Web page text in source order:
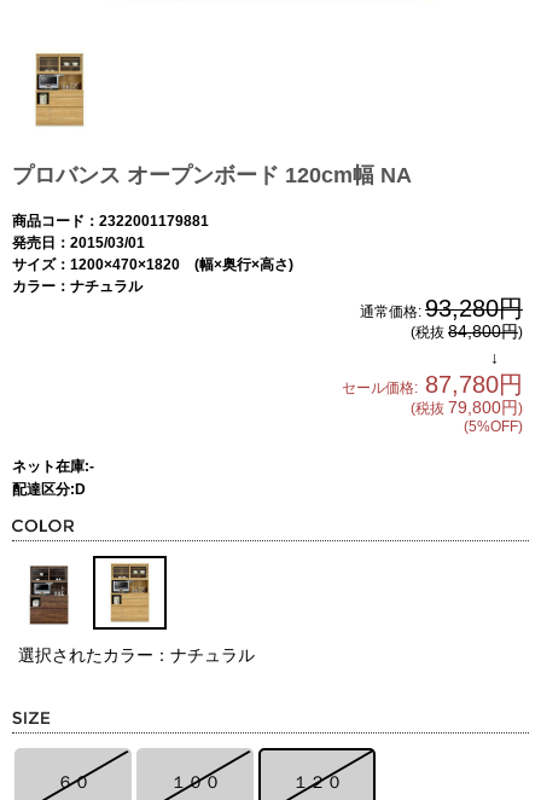
プロバンス オープンボード 120cm幅 NA
商品コード：2322001179881
発売日：2015/03/01
サイズ：1200×470×1820 (幅×奥行×高さ)
カラー：ナチュラル
通常価格: 93,280円
(税抜 84,800円)
↓
セール価格: 87,780円
(税抜 79,800円)
(5%OFF)
ネット在庫:-
配達区分:D
選択されたカラー：ナチュラル
６０ １００ １２０